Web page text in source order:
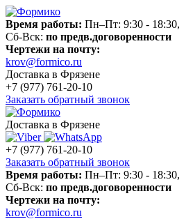
Время работы: Пн–Пт: 9:30 - 18:30,
Сб-Вск: по предв.договоренности
Чертежи на почту:
krov@formico.ru
Доставка в Фрязене
+7 (977) 761-20-10
Заказать обратный звонок
Доставка в Фрязене
+7 (977) 761-20-10
Заказать обратный звонок
Время работы: Пн–Пт: 9:30 - 18:30,
Сб-Вск: по предв.договоренности
Чертежи на почту:
krov@formico.ru